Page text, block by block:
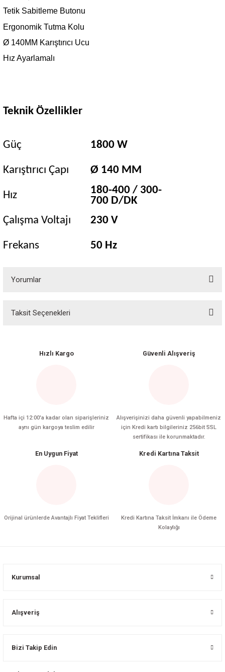
Tetik Sabitleme Butonu
Ergonomik Tutma Kolu
Ø 140MM Karıştırıcı Ucu
Hız Ayarlamalı
Teknik Özellikler
Güç 1800 W
Karıştırıcı Çapı Ø 140 MM
Hız
180-400 / 300-
700 D/DK
Çalışma Voltajı
230 V
Frekans 50 Hz
Yorumlar
Taksit Seçenekleri
Hızlı Kargo
Hafta içi 12:00'a kadar olan siparişleriniz
aynı gün kargoya teslim edilir
Güvenli Alışveriş
Alışverişinizi daha güvenli yapabilmeniz
için Kredi kartı bilgileriniz 256bit SSL
sertifikası ile korunmaktadır.
En Uygun Fiyat
Orijinal ürünlerde Avantajlı Fiyat Teklifleri
Kredi Kartına Taksit
Kredi Kartına Taksit İmkanı ile Ödeme
Kolaylığı
Kurumsal
Alışveriş
Bizi Takip Edin